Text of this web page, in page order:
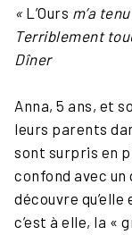
« L’Ours m’a
Terriblement
Dîner
Anna, 5 ans, et
leurs parents
sont surpris en
confond avec un
découvre
c’est à elle, la «